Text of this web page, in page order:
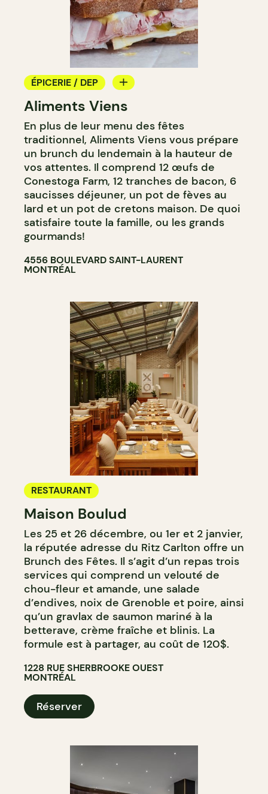
ÉPICERIE / DEP
COMPTOIR
BOUCHERIE
Aliments Viens
En plus de leur menu des fêtes
traditionnel, Aliments Viens vous prépare
un brunch du lendemain à la hauteur de
vos attentes. Il comprend 12 œufs de
Conestoga Farm, 12 tranches de bacon, 6
saucisses déjeuner, un pot de fèves au
lard et un pot de cretons maison. De quoi
satisfaire toute la famille, ou les grands
gourmands!
4556 BOULEVARD SAINT-LAURENT
MONTRÉAL
RESTAURANT
Maison Boulud
Les 25 et 26 décembre, ou 1er et 2 janvier,
la réputée adresse du Ritz Carlton offre un
Brunch des Fêtes. Il s’agit d’un repas trois
services qui comprend un velouté de
chou-fleur et amande, une salade
d’endives, noix de Grenoble et poire, ainsi
qu’un gravlax de saumon mariné à la
betterave, crème fraîche et blinis. La
formule est à partager, au coût de 120$.
1228 RUE SHERBROOKE OUEST
MONTRÉAL
Réserver